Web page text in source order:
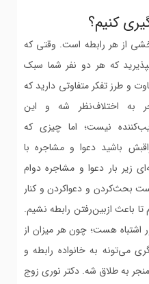
کنیم؟
از هر رابطه است. وقتی که
که هر دو نفر شما سبک
و طرز تفکر متفاوتی دارید که
به اختلاف‌نظر شه و این
نیست؛ اما چیزی که
باشید دعوا و مشاجره با
بار دعوا و مشاجره دوام
بحث‌کردن و دعواکردن و کنار
تا باعث ازبین‌رفتن رابطه نشیم.
اشتباه هست؛ چون هر میزان از
می‌تونه به خانواده رابطه و
به طلاق شه. دکتر نوری زوج